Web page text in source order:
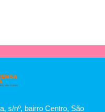
s/nº, bairro Centro, São